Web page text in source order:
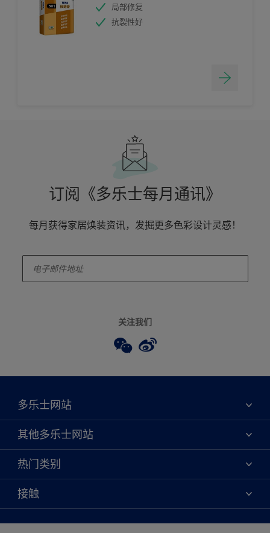
局部修复
抗裂性好
订阅《多乐士每月通讯》
每月获得家居焕装资讯，发掘更多色彩设计灵感！
关注我们
多乐士网站
关于我们
联系我们
查找店铺
绿色工厂
其他多乐士网站
焕新服务
多乐士专业
天猫官方旗舰店
热门类别
颜色
产品
创意灵感
接触